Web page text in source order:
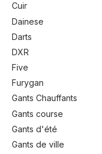
Cuir
Dainese
Darts
DXR
Five
Furygan
Gants Chauffants
Gants course
Gants d'été
Gants de ville